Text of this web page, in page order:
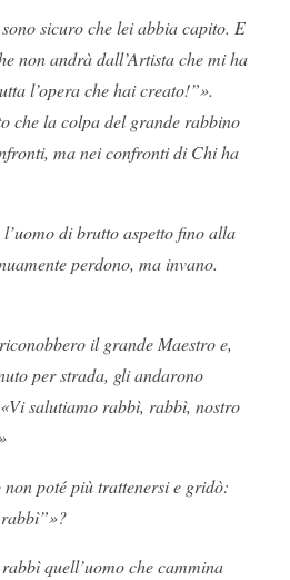
sicuro che lei abbia capito. E
non andrà dall’Artista che mi ha
l’opera che hai creato!”».
che la colpa del grande rabbino
ma nei confronti di Chi ha
di brutto aspetto fino alla
perdono, ma invano.
il grande Maestro e,
per strada, gli andarono
salutiamo rabbì, rabbì, nostro
poté più trattenersi e gridò:
quell’uomo che cammina